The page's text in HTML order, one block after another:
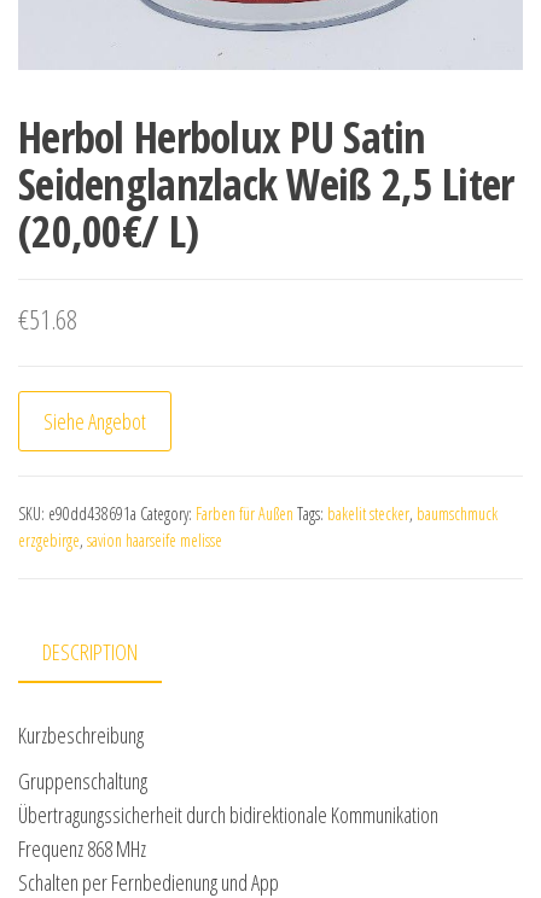
Herbol Herbolux PU Satin
Seidenglanzlack Weiß 2,5 Liter
(20,00€/ L)
€51.68
Siehe Angebot
SKU: e90dd438691a Category: Farben für Außen Tags: bakelit stecker, baumschmuck
erzgebirge, savion haarseife melisse
DESCRIPTION
Kurzbeschreibung
Gruppenschaltung
Übertragungssicherheit durch bidirektionale Kommunikation
Frequenz 868 MHz
Schalten per Fernbedienung und App